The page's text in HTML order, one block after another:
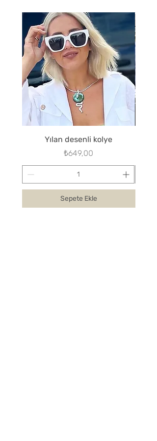
Yılan desenli kolye
Fiyat
₺649,00
Sepete Ekle